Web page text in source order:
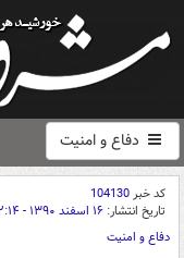
دفاع و امنیت
کد خبر104130
تاریخ انتشار: ۱۶ اسفند ۱۳۹۰ - ۱۲:۱۴
دفاع و امنیت